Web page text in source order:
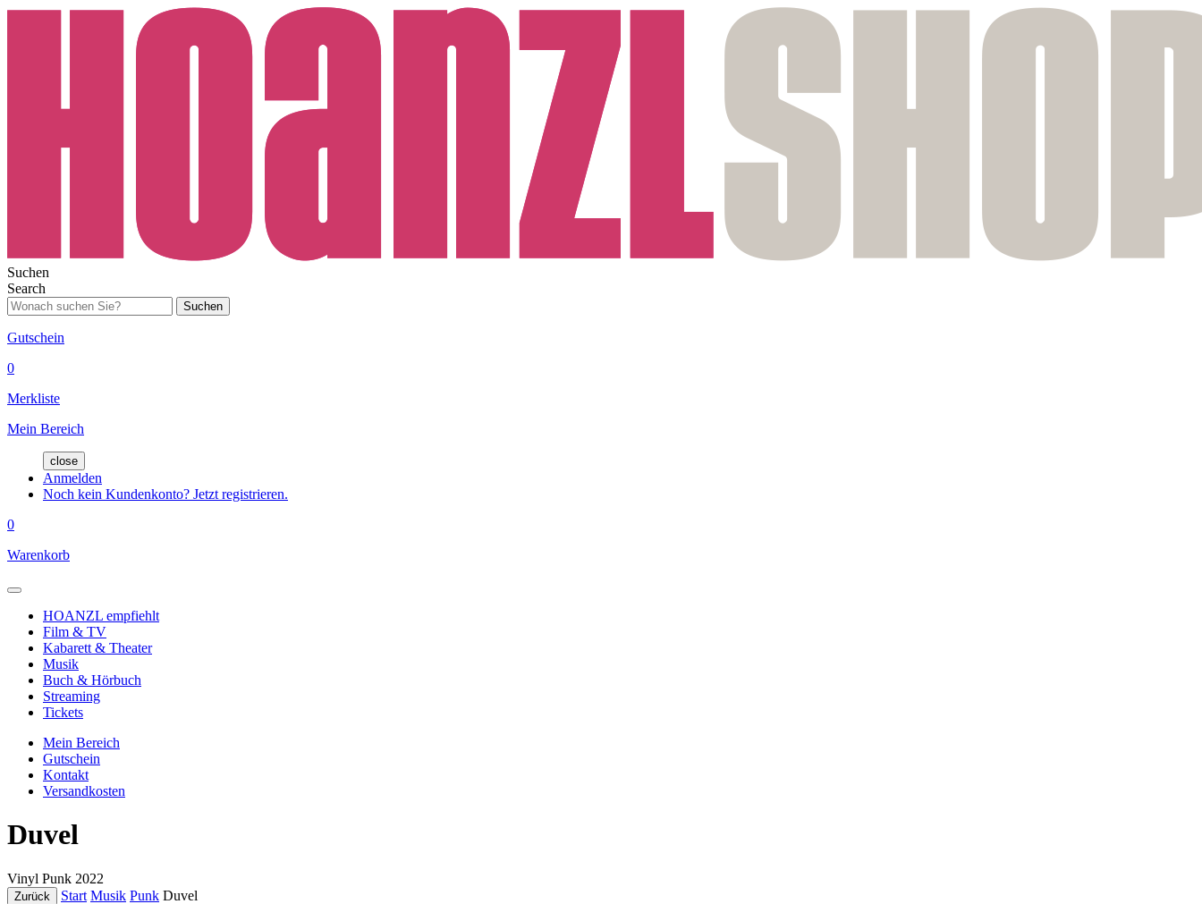
Suchen
Search
Suchen
Gutschein
0
Merkliste
Mein Bereich
close
Anmelden
Noch kein Kundenkonto? Jetzt registrieren.
0
Warenkorb
HOANZL empfiehlt
Film & TV
Kabarett & Theater
Musik
Buch & Hörbuch
Streaming
Tickets
Mein Bereich
Gutschein
Kontakt
Versandkosten
Duvel
Vinyl Punk 2022
Zurück Start Musik Punk Duvel